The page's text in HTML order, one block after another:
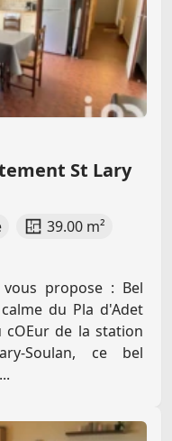
St Lary
39.00 m²
propose : Bel
du Pla d'Adet
cOEur de la station
Soulan, ce bel